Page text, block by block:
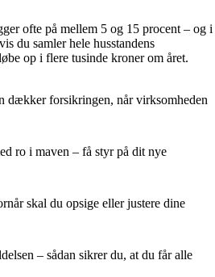
ofte på mellem 5 og 15 procent – og i
du samler hele husstandens
op i flere tusinde kroner om året.
dækker forsikringen, når virksomheden
ro i maven – få styr på dit nye
skal du opsige eller justere dine
– sådan sikrer du, at du får alle